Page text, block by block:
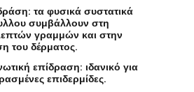
: τα φυσικά συστατικά
συμβάλλουν στη
γραμμών και στην
του δέρματος.
επίδραση: ιδανικό για
επιδερμίδες.